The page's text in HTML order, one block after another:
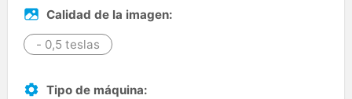
Calidad de la imagen:
- 0,5 teslas
Tipo de máquina: